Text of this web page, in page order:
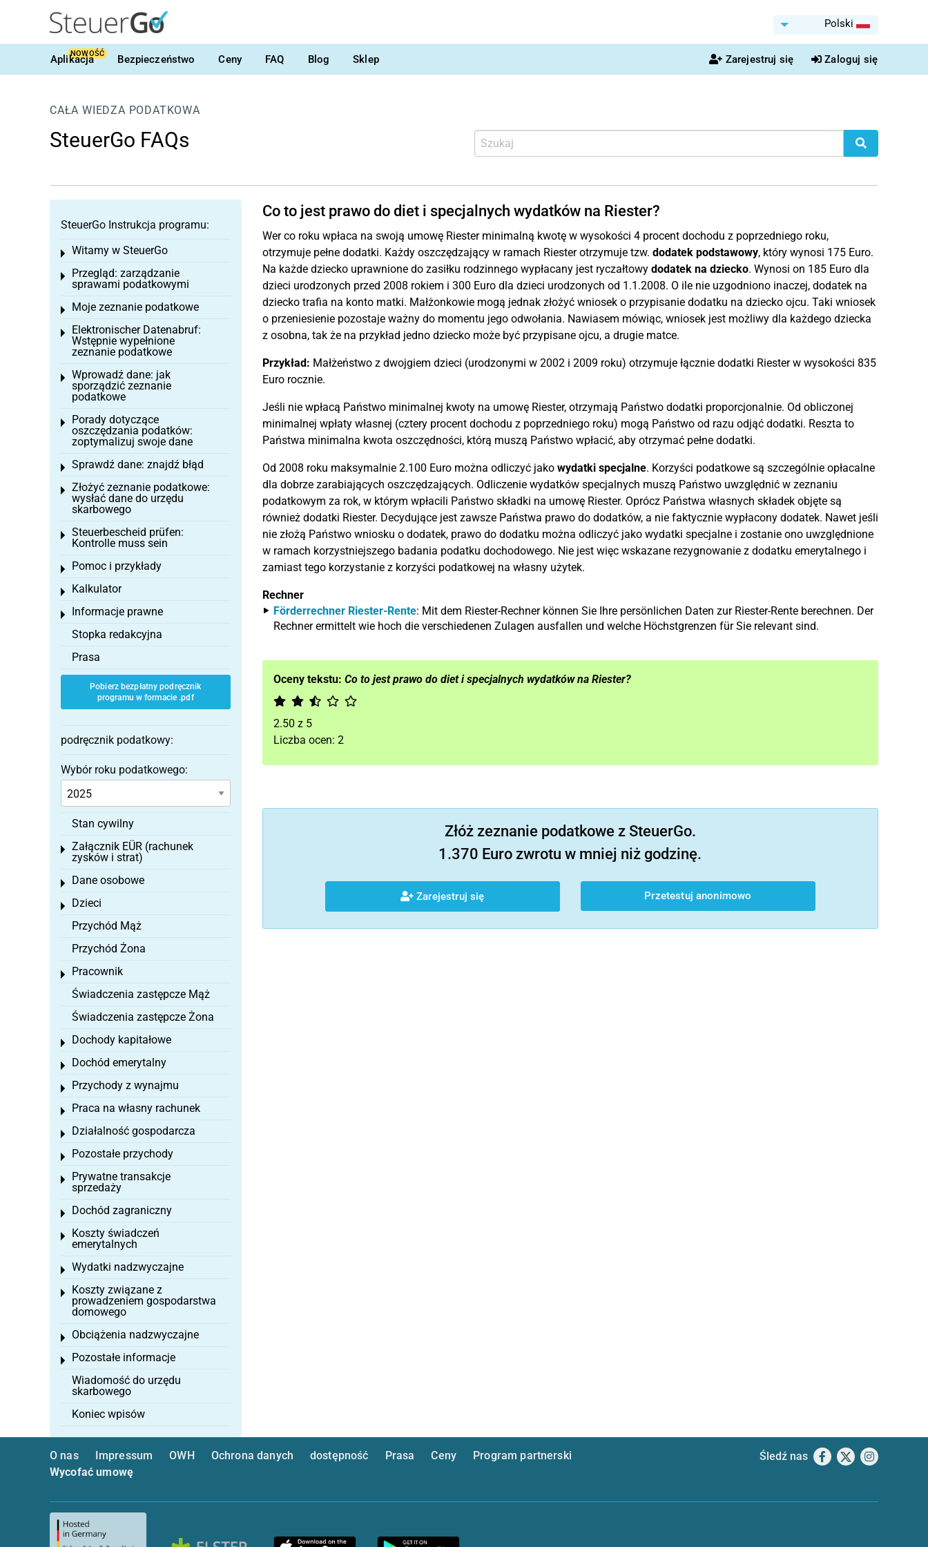
Polski
Aplikacja
NOWOŚĆ Bezpieczeństwo Ceny FAQ Blog Sklep Zarejestruj się Zaloguj się
CAŁA WIEDZA PODATKOWA
SteuerGo FAQs
Co to jest prawo do diet i specjalnych wydatków na Riester?
Wer co roku wpłaca na swoją umowę Riester minimalną kwotę w wysokości 4 procent dochodu z poprzedniego roku,
otrzymuje pełne dodatki. Każdy oszczędzający w ramach Riester otrzymuje tzw. dodatek podstawowy, który wynosi 175 Euro.
Na każde dziecko uprawnione do zasiłku rodzinnego wypłacany jest ryczałtowy dodatek na dziecko. Wynosi on 185 Euro dla
dzieci urodzonych przed 2008 rokiem i 300 Euro dla dzieci urodzonych od 1.1.2008. O ile nie uzgodniono inaczej, dodatek na
dziecko trafia na konto matki. Małżonkowie mogą jednak złożyć wniosek o przypisanie dodatku na dziecko ojcu. Taki wniosek
o przeniesienie pozostaje ważny do momentu jego odwołania. Nawiasem mówiąc, wniosek jest możliwy dla każdego dziecka
z osobna, tak że na przykład jedno dziecko może być przypisane ojcu, a drugie matce.
Przykład: Małżeństwo z dwojgiem dzieci (urodzonymi w 2002 i 2009 roku) otrzymuje łącznie dodatki Riester w wysokości 835
Euro rocznie.
Jeśli nie wpłacą Państwo minimalnej kwoty na umowę Riester, otrzymają Państwo dodatki proporcjonalnie. Od obliczonej
minimalnej wpłaty własnej (cztery procent dochodu z poprzedniego roku) mogą Państwo od razu odjąć dodatki. Reszta to
Państwa minimalna kwota oszczędności, którą muszą Państwo wpłacić, aby otrzymać pełne dodatki.
Od 2008 roku maksymalnie 2.100 Euro można odliczyć jako wydatki specjalne. Korzyści podatkowe są szczególnie opłacalne
dla dobrze zarabiających oszczędzających. Odliczenie wydatków specjalnych muszą Państwo uwzględnić w zeznaniu
podatkowym za rok, w którym wpłacili Państwo składki na umowę Riester. Oprócz Państwa własnych składek objęte są
również dodatki Riester. Decydujące jest zawsze Państwa prawo do dodatków, a nie faktycznie wypłacony dodatek. Nawet jeśli
nie złożą Państwo wniosku o dodatek, prawo do dodatku można odliczyć jako wydatki specjalne i zostanie ono uwzględnione
w ramach korzystniejszego badania podatku dochodowego. Nie jest więc wskazane rezygnowanie z dodatku emerytalnego i
zamiast tego korzystanie z korzyści podatkowej na własny użytek.
Rechner
Förderrechner Riester-Rente: Mit dem Riester-Rechner können Sie Ihre persönlichen Daten zur Riester-Rente berechnen. Der
Rechner ermittelt wie hoch die verschiedenen Zulagen ausfallen und welche Höchstgrenzen für Sie relevant sind.
Oceny tekstu: Co to jest prawo do diet i specjalnych wydatków na Riester?
2.50 z 5
Liczba ocen: 2
Złóż zeznanie podatkowe z SteuerGo.
1.370 Euro zwrotu w mniej niż godzinę.
Zarejestruj się Przetestuj anonimowo
SteuerGo Instrukcja programu:
Witamy w SteuerGo
Toggle menu
Przegląd: zarządzanie
sprawami podatkowymi
Toggle menu
Moje zeznanie podatkowe
Toggle menu
Elektronischer Datenabruf:
Wstępnie wypełnione
zeznanie podatkowe
Toggle menu
Wprowadź dane: jak
sporządzić zeznanie
podatkowe
Toggle menu
Porady dotyczące
oszczędzania podatków:
zoptymalizuj swoje dane
Toggle menu
Sprawdź dane: znajdź błąd
Toggle menu
Złożyć zeznanie podatkowe:
wysłać dane do urzędu
skarbowego
Toggle menu
Steuerbescheid prüfen:
Kontrolle muss sein
Toggle menu
Pomoc i przykłady
Toggle menu
Kalkulator
Toggle menu
Informacje prawne
Toggle menu
Stopka redakcyjna
Prasa
Pobierz bezpłatny podręcznik
programu w formacie .pdf
podręcznik podatkowy:
Wybór roku podatkowego:
Stan cywilny
Załącznik EÜR (rachunek
zysków i strat)
Toggle menu
Dane osobowe
Toggle menu
Dzieci
Toggle menu
Przychód Mąż
Przychód Żona
Pracownik
Toggle menu
Świadczenia zastępcze Mąż
Świadczenia zastępcze Żona
Dochody kapitałowe
Toggle menu
Dochód emerytalny
Toggle menu
Przychody z wynajmu
Toggle menu
Praca na własny rachunek
Toggle menu
Działalność gospodarcza
Toggle menu
Pozostałe przychody
Toggle menu
Prywatne transakcje
sprzedaży
Toggle menu
Dochód zagraniczny
Toggle menu
Koszty świadczeń
emerytalnych
Toggle menu
Wydatki nadzwyczajne
Toggle menu
Koszty związane z
prowadzeniem gospodarstwa
domowego
Toggle menu
Obciążenia nadzwyczajne
Toggle menu
Pozostałe informacje
Toggle menu
Wiadomość do urzędu
skarbowego
Koniec wpisów
O nas Impressum OWH Ochrona danych dostępność Prasa Ceny
Program partnerski
Wycofać umowę
Śledź nas Facebook
X Instagram